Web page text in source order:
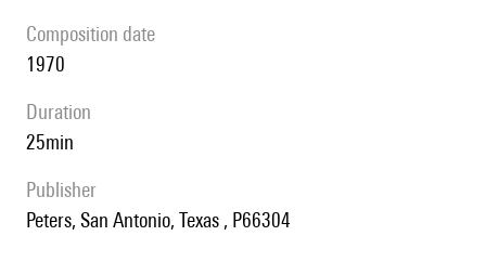
composition date
1970
duration
25min
publisher
Peters, San Antonio, Texas , P66304